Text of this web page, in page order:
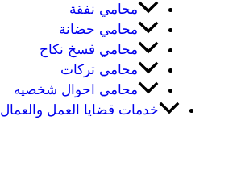
محامي نفقة
محامي حضانة
محامي فسخ نكاح
محامي تركات
محامي احوال شخصيه
خدمات قضايا العمل والعمال